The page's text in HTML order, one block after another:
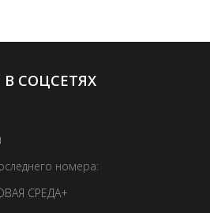
В СОЦСЕТЯХ
номера:
СРЕДА+